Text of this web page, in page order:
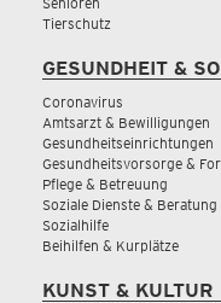
Tierschutz
GESUNDHEIT &
Coronavirus
Amtsarzt & Bewilligungen
Gesundheitseinrichtungen
Gesundheitsvorsorge &
Pflege & Betreuung
Soziale Dienste & Beratung
Sozialhilfe
Beihilfen & Kurplätze
KUNST & KULTUR